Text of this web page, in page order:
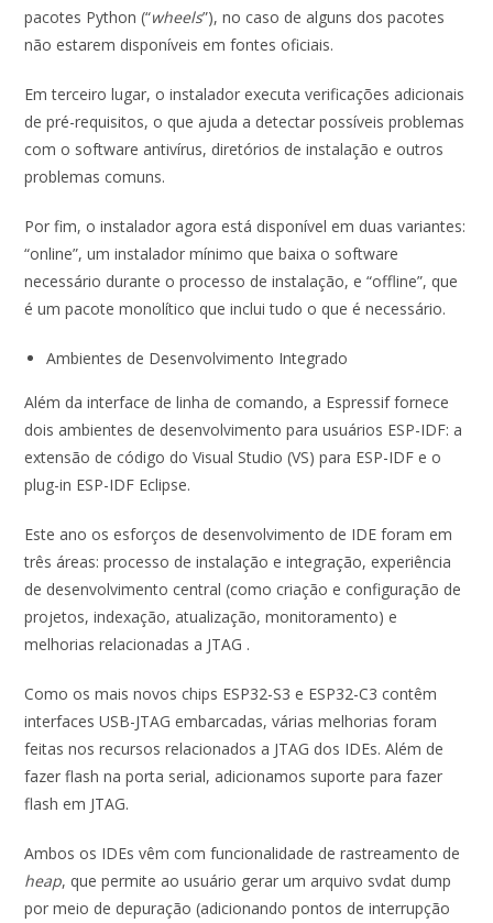
pacotes Python (“wheels”), no caso de alguns dos pacotes
não estarem disponíveis em fontes oficiais.
Em terceiro lugar, o instalador executa verificações adicionais
de pré-requisitos, o que ajuda a detectar possíveis problemas
com o software antivírus, diretórios de instalação e outros
problemas comuns.
Por fim, o instalador agora está disponível em duas variantes:
“online”, um instalador mínimo que baixa o software
necessário durante o processo de instalação, e “offline”, que
é um pacote monolítico que inclui tudo o que é necessário.
Ambientes de Desenvolvimento Integrado
Além da interface de linha de comando, a Espressif fornece
dois ambientes de desenvolvimento para usuários ESP-IDF: a
extensão de código do Visual Studio (VS) para ESP-IDF e o
plug-in ESP-IDF Eclipse.
Este ano os esforços de desenvolvimento de IDE foram em
três áreas: processo de instalação e integração, experiência
de desenvolvimento central (como criação e configuração de
projetos, indexação, atualização, monitoramento) e
melhorias relacionadas a JTAG .
Como os mais novos chips ESP32-S3 e ESP32-C3 contêm
interfaces USB-JTAG embarcadas, várias melhorias foram
feitas nos recursos relacionados a JTAG dos IDEs. Além de
fazer flash na porta serial, adicionamos suporte para fazer
flash em JTAG.
Ambos os IDEs vêm com funcionalidade de rastreamento de
heap, que permite ao usuário gerar um arquivo svdat dump
por meio de depuração (adicionando pontos de interrupção